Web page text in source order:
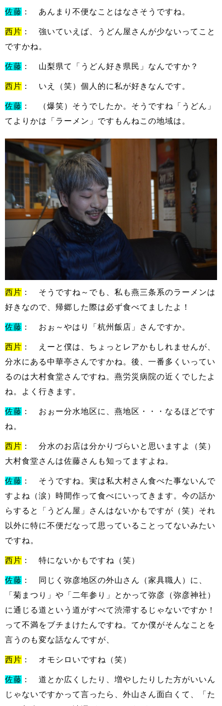
佐藤 ： あんまり不便なことはなさそうですね。
西片 ： 強いていえば、うどん屋さんが少ないってこと
ですかね。
佐藤 ： 山梨県て「うどん好き県民」なんですか？
西片 ： いえ（笑）個人的に私が好きなんです。
佐藤 ： （爆笑）そうでしたか。そうですね「うどん」
てよりかは「ラーメン」ですもんねこの地域は。
西片 ： そうですね～でも、私も燕三条系のラーメンは
好きなので、帰郷した際は必ず食べてましたよ！
佐藤 ： おぉ～やはり「杭州飯店」さんですか。
西片 ： えーと僕は、ちょっとレアかもしれませんが、
分水にある中華亭さんですかね。後、一番多くいってい
るのは大村食堂さんですね。燕労災病院の近くでしたよ
ね。よく行きます。
佐藤 ： おぉー分水地区に、燕地区・・・なるほどです
ね。
西片 ： 分水のお店は分かりづらいと思いますよ（笑）
大村食堂さんは佐藤さんも知ってますよね。
佐藤 ： そうですね。実は私大村さん食べた事ないんで
すよね（涙）時間作って食べにいってきます。今の話か
らすると「うどん屋」さんはないかもですが（笑）それ
以外に特に不便だなって思っていることってないみたい
ですね。
西片 ： 特にないかもですね（笑）
佐藤 ： 同じく弥彦地区の外山さん（家具職人）に、
「菊まつり」や「二年参り」とかって弥彦（弥彦神社）
に通じる道という道がすべて渋滞するじゃないですか！
って不満をブチまけたんですね。てか僕がそんなことを
言うのも変な話なんですが、
西片 ： オモシロいですね（笑）
佐藤 ： 道とか広くしたり、増やしたりした方がいいん
じゃないですかって言ったら、外山さん面白くて、「た